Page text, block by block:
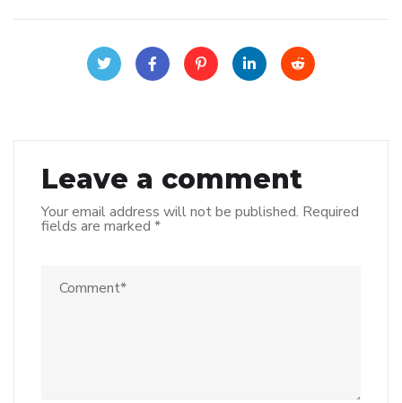
Leave a comment
Your email address will not be published. Required
fields are marked *